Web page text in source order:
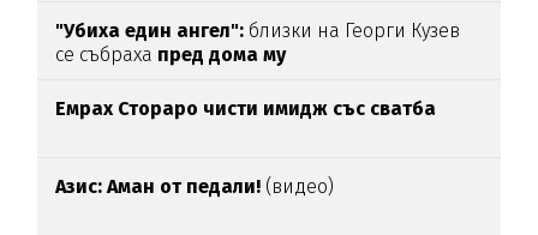
"Убиха един ангел": близки на Георги Кузев
се събраха пред дома му
Емрах Стораро чисти имидж със сватба
Азис: Аман от педали! (видео)